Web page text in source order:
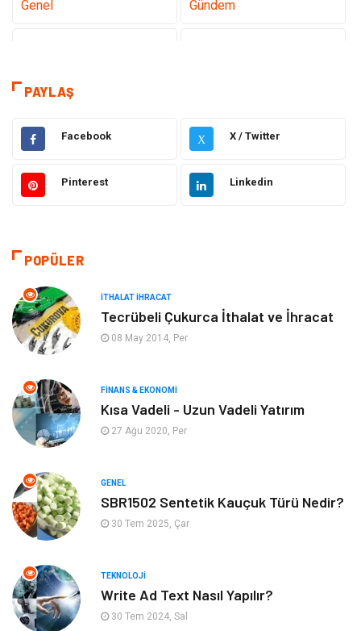
Genel Gündem
Tanıtıcı Reklam
Gıda Elektrik Elektronik
Eğitim & Kariyer Hukuk
Ulaşım ve Taşımacılık
Bilgisayar ve Yazılım
Emlak
Eğitim Kurumları Tatil
Aksesuar Eğlence
Güzellik
Maden ve Metal
Bahçe Ev
PAYLAŞ
Facebook X X / Twitter
Pinterest Linkedin
POPÜLER
İTHALAT İHRACAT
Tecrübeli Çukurca İthalat ve İhracat
08 May 2014, Per
FINANS & EKONOMI
Kısa Vadeli - Uzun Vadeli Yatırım
27 Ağu 2020, Per
GENEL
SBR1502 Sentetik Kauçuk Türü Nedir?
30 Tem 2025, Çar
TEKNOLOJI
Write Ad Text Nasıl Yapılır?
30 Tem 2024, Sal